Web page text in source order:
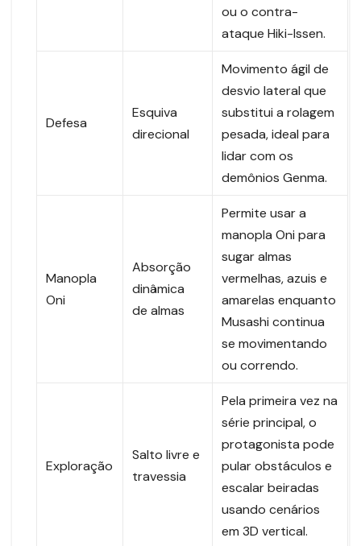
ou o contra-
ataque Hiki-Issen.
Defesa
Esquiva
direcional
Movimento ágil de
desvio lateral que
substitui a rolagem
pesada, ideal para
lidar com os
demônios Genma.
Manopla
Oni
Absorção
dinâmica
de almas
Permite usar a
manopla Oni para
sugar almas
vermelhas, azuis e
amarelas enquanto
Musashi continua
se movimentando
ou correndo.
Exploração
Salto livre e
travessia
Pela primeira vez na
série principal, o
protagonista pode
pular obstáculos e
escalar beiradas
usando cenários
em 3D vertical.